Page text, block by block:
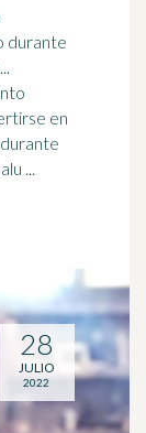
durante
en
salu ...
28
JULIO
2022